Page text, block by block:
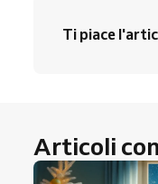
Ti piace
Articoli